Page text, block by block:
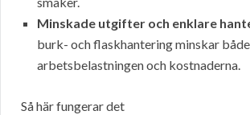
Minskade utgifter och enklare
burk- och flaskhantering minskar både
arbetsbelastningen och kostnaderna.
Så här fungerar det